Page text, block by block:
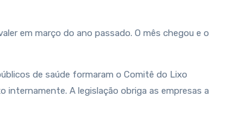
em março do ano passado. O mês chegou e o
de saúde formaram o Comitê do Lixo
internamente. A legislação obriga as empresas a